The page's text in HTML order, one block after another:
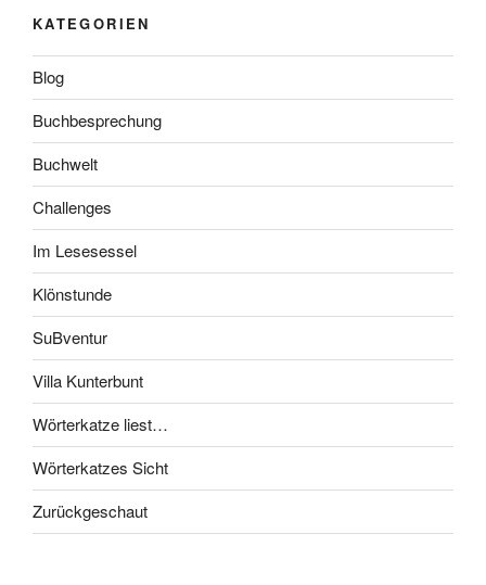
KATEGORIEN
Blog
Buchbesprechung
Buchwelt
Challenges
Im Lesesessel
Klönstunde
SuBventur
Villa Kunterbunt
Wörterkatze liest…
Wörterkatzes Sicht
Zurückgeschaut